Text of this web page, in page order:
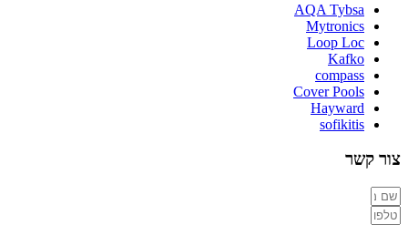
AQA Tybsa
Mytronics
Loop Loc
Kafko
compass
Cover Pools
Hayward
sofikitis
צור קשר